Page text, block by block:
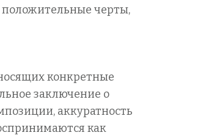
положительные черты,
конкретные
заключение о
аккуратность
как